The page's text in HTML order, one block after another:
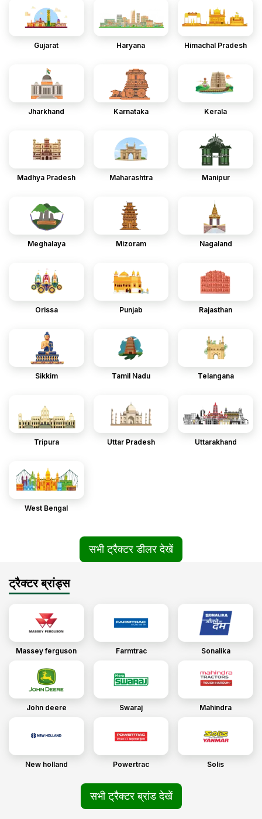
Gujarat Haryana Himachal Pradesh
Jharkhand Karnataka Kerala
Madhya Pradesh Maharashtra Manipur
Meghalaya Mizoram Nagaland
Orissa Punjab Rajasthan
Sikkim Tamil Nadu Telangana
Tripura Uttar Pradesh Uttarakhand
West Bengal
सभी ट्रैक्टर डीलर देखें
ट्रैक्टर ब्रांड्स
Massey ferguson Farmtrac Sonalika
John deere Swaraj Mahindra
New holland Powertrac Solis
सभी ट्रैक्टर ब्रांड देखें